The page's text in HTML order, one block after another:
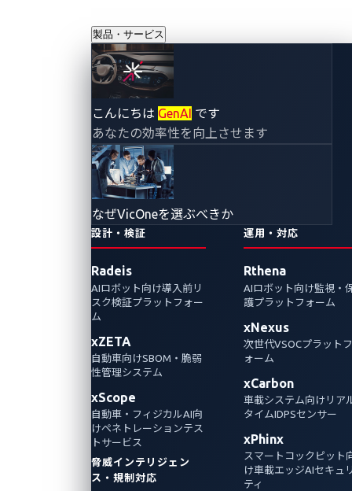
製品・サービス
こんにちは GenAI です
あなたの効率性を向上させます
なぜVicOneを選ぶべきか
設計・検証
Radeis
AIロボット向け導入前リ
スク検証プラットフォー
ム
xZETA
自動車向けSBOM・脆弱
性管理システム
xScope
自動車・フィジカルAI向
けペネトレーションテス
トサービス
脅威インテリジェン
ス・規制対応
運用・対応
Rthena
AIロボット向け監視・
護プラットフォーム
xNexus
次世代VSOCプラットフ
ォーム
xCarbon
車載システム向けリア
タイムIDPSセンサー
xPhinx
スマートコックピット
け車載エッジAIセキュ
ティ
自動車イノベーシ
ョンの中で進化す
る脆弱性発見：EV
充電器脆弱性を狙
う攻撃シナリオ
2024年1月19日
VicOne
電気自動車（EV）の充電器における脆弱性2つ
を特定・検証したZDIリサーチャーの調査か
ら、脆弱性の発見の重要性を浮き彫りにする
攻撃シナリオを解説します。